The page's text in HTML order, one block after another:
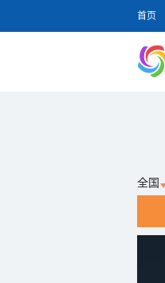
首页
全国